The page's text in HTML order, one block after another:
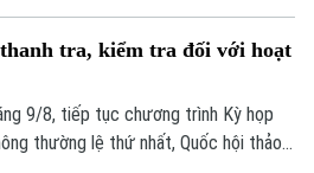
Tòa soạn
0865.116.699
tra, kiểm tra đối với hoạt
9/8, tiếp tục chương trình Kỳ họp
thường lệ thứ nhất, Quốc hội thảo